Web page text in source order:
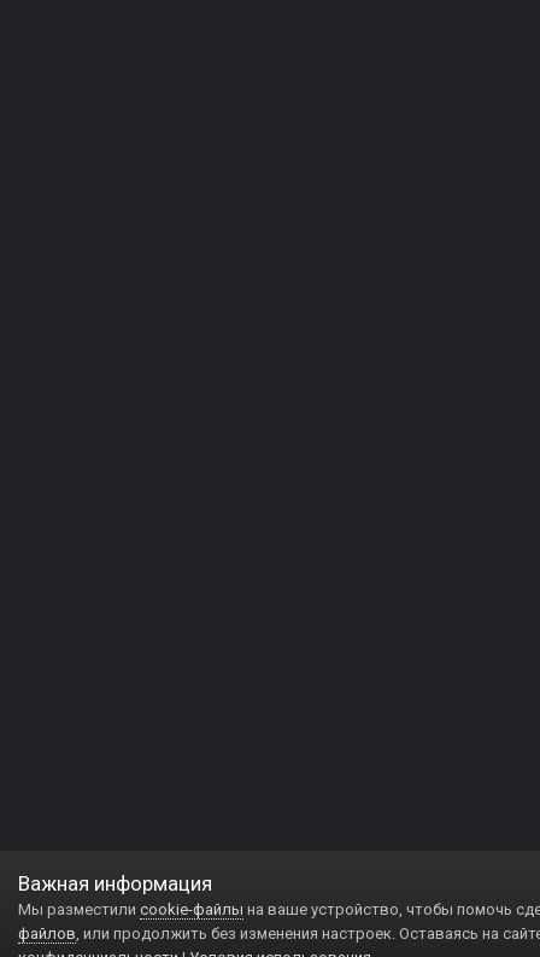
Важная информация
Мы разместили cookie-файлы на ваше устройство, чтобы помочь
файлов, или продолжить без изменения настроек. Оставаясь на